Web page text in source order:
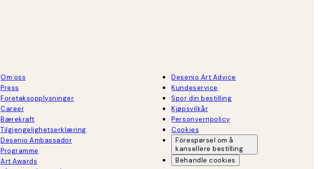
Om oss
Press
Foretaksopplysninger
Career
Bærekraft
Tilgjengelighetserklæring
Desenio Ambassador
Programme
Art Awards
Desenio Art Advice
Kundeservice
Spor din bestilling
Kjøpsvilkår
Personvernpolicy
Cookies
Forespørsel om å
kansellere bestilling
Behandle cookies